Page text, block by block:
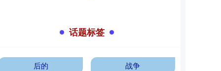
话题标签
后的 战争